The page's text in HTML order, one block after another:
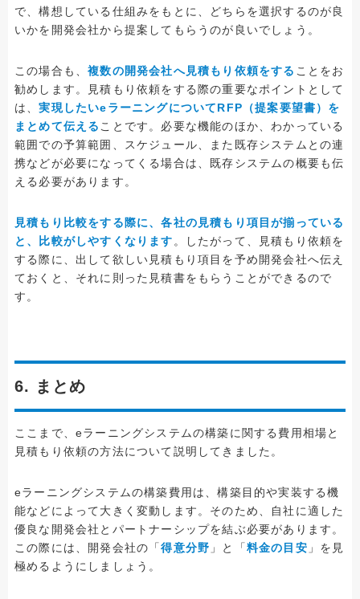
で、構想している仕組みをもとに、どちらを選択するのが良
いかを開発会社から提案してもらうのが良いでしょう。
この場合も、複数の開発会社へ見積もり依頼をする ことをお
勧めします。見積もり依頼をする際の重要なポイントとして
は、実現したいeラーニングについてRFP（提案要望書）を
まとめて伝える ことです。必要な機能のほか、わかっている
範囲での予算範囲、スケジュール、また既存システムとの連
携などが必要になってくる場合は、既存システムの概要も伝
える必要があります。
見積もり比較をする際に、各社の見積もり項目が揃っている
と、比較がしやすくなります 。したがって、見積もり依頼を
する際に、出して欲しい見積もり項目を予め開発会社へ伝え
ておくと、それに則った見積書をもらうことができるので
す。
6. まとめ
ここまで、eラーニングシステムの構築に関する費用相場と
見積もり依頼の方法について説明してきました。
eラーニングシステムの構築費用は、構築目的や実装する機
能などによって大きく変動します。そのため、自社に適した
優良な開発会社とパートナーシップを結ぶ必要があります。
この際には、開発会社の「得意分野 」と「料金の目安 」を見
極めるようにしましょう。